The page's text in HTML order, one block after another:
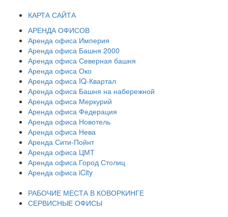
КАРТА САЙТА
АРЕНДА ОФИСОВ
Аренда офиса Империя
Аренда офиса Башня 2000
Аренда офиса Северная башня
Аренда офиса Око
Аренда офиса IQ-Квартал
Аренда офиса Башня на набережной
Аренда офиса Меркурий
Аренда офиса Федерация
Аренда офиса Новотель
Аренда офиса Нева
Аренда Сити-Пойнт
Аренда офиса ЦМТ
Аренда офиса Город Столиц
Аренда офиса iCity
РАБОЧИЕ МЕСТА В КОВОРКИНГЕ
СЕРВИСНЫЕ ОФИСЫ